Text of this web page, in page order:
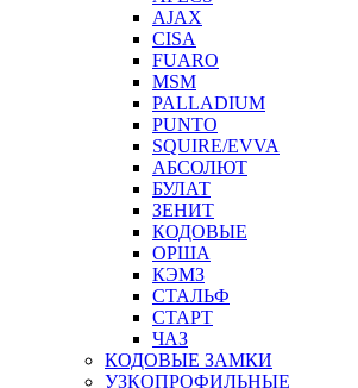
AJAX
CISA
FUARO
MSM
PALLADIUM
PUNTO
SQUIRE/EVVA
АБСОЛЮТ
БУЛАТ
ЗЕНИТ
КОДОВЫЕ
ОРША
КЭМЗ
СТАЛЬФ
СТАРТ
ЧАЗ
КОДОВЫЕ ЗАМКИ
УЗКОПРОФИЛЬНЫЕ